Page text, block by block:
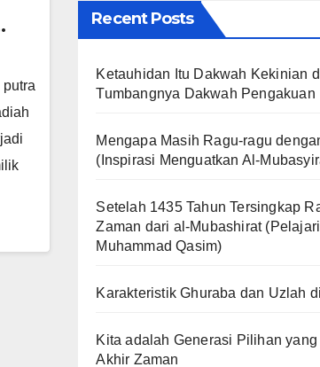
Recent Posts
Ketauhidan Itu Dakwah Kekinian
Tumbangnya Dakwah Pengakuan
Mengapa Masih Ragu-ragu
(Inspirasi Menguatkan Al-
Setelah 1435 Tahun Tersingkap
Zaman dari al-Mubashirat
Muhammad Qasim)
Karakteristik Ghuraba dan Uzlah
Kita adalah Generasi Pilihan
Akhir Zaman